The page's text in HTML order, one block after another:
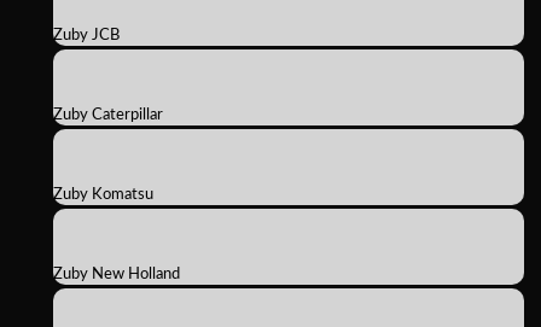
Zuby JCB
Zuby Caterpillar
Zuby Komatsu
Zuby New Holland